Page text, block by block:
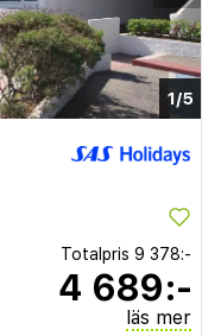
1/5
Totalpris 9 378:-
4 689:-
läs mer